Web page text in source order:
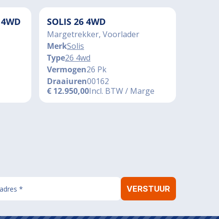
SOLIS 26 4WD
Margetrekker, Voorlader
MerkSolis
Type26 4wd
Vermogen26 Pk
Draaiuren00162
€ 12.950,00Incl. BTW / Marge